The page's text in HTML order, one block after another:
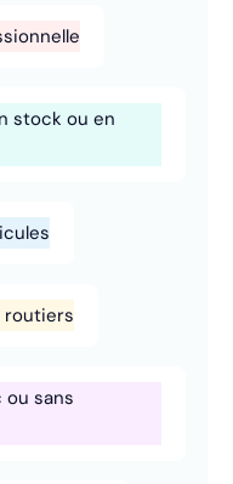
stock ou en
routiers
sans